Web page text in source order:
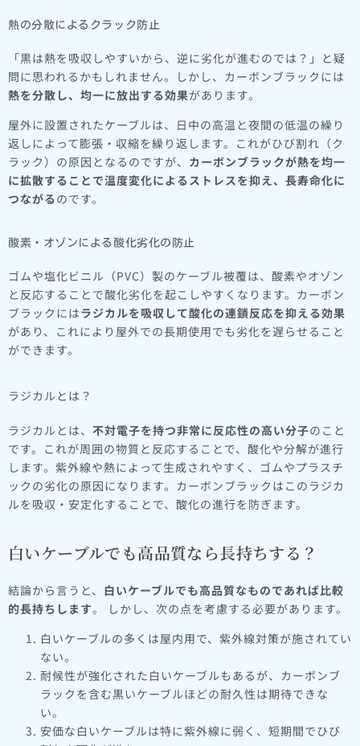
熱の分散によるクラック防止
「黒は熱を吸収しやすいから、逆に劣化が進むのでは？」と疑
問に思われるかもしれません。しかし、カーボンブラックには
熱を分散し、均一に放出する効果があります。
屋外に設置されたケーブルは、日中の高温と夜間の低温の繰り
返しによって膨張・収縮を繰り返します。これがひび割れ（ク
ラック）の原因となるのですが、 カーボンブラックが熱を均一
に拡散することで温度変化によるストレスを抑え、長寿命化に
つながるのです。
酸素・オゾンによる酸化劣化の防止
ゴムや塩化ビニル（PVC）製のケーブル被覆は、酸素やオゾン
と反応することで酸化劣化を起こしやすくなります。カーボン
ブラックにはラジカルを吸収して酸化の連鎖反応を抑える効果
があり、これにより屋外での長期使用でも劣化を遅らせること
ができます。
ラジカルとは？
ラジカルとは、 不対電子を持つ非常に反応性の高い分子のこと
です。これが周囲の物質と反応することで、酸化や分解が進行
します。紫外線や熱によって生成されやすく、ゴムやプラスチ
ックの劣化の原因になります。カーボンブラックはこのラジカ
ルを吸収・安定化することで、酸化の進行を防ぎます。
白いケーブルでも高品質なら長持ちする？
結論から言うと、 白いケーブルでも高品質なものであれば比較
的長持ちします。 しかし、次の点を考慮する必要があります。
白いケーブルの多くは屋内用で、紫外線対策が施されてい
ない。
耐候性が強化された白いケーブルもあるが、カーボンブ
ラックを含む黒いケーブルほどの耐久性は期待できな
い。
安価な白いケーブルは特に紫外線に弱く、短期間でひび